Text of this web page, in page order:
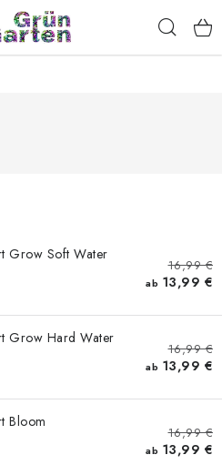
Impressum
Grow Soft Water
16,99 €
ab 13,99 €
Grow Hard Water
16,99 €
ab 13,99 €
Bloom
16,99 €
ab 13,99 €